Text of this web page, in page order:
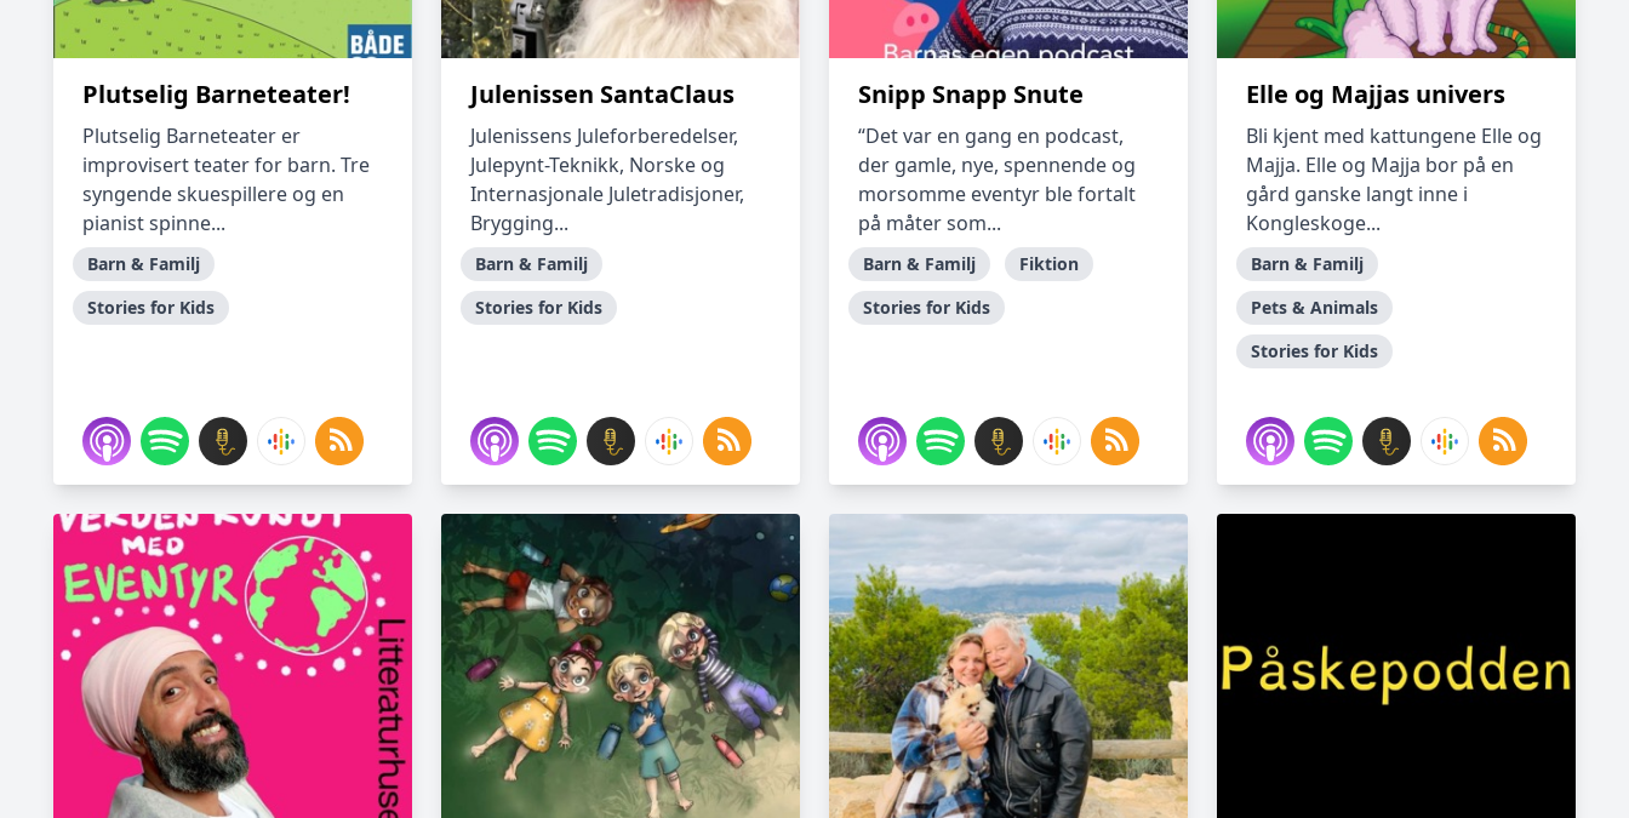
Plutselig Barneteater!
Plutselig Barneteater er
improvisert teater for barn. Tre
syngende skuespillere og en
pianist spinne...
Barn & Familj
Stories for Kids
Julenissen SantaClaus
Julenissens Juleforberedelser,
Julepynt-Teknikk, Norske og
Internasjonale Juletradisjoner,
Brygging...
Barn & Familj
Stories for Kids
Snipp Snapp Snute
“Det var en gang en podcast,
der gamle, nye, spennende og
morsomme eventyr ble fortalt
på måter som...
Barn & Familj
Fiktion
Stories for Kids
Elle og Majjas univers
Bli kjent med kattungene Elle og
Majja. Elle og Majja bor på en
gård ganske langt inne i
Kongleskoge...
Barn & Familj
Pets & Animals
Stories for Kids